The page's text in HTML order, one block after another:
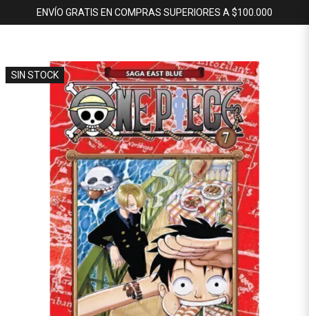
ENVÍO GRATIS EN COMPRAS SUPERIORES A $100.000
SIN STOCK